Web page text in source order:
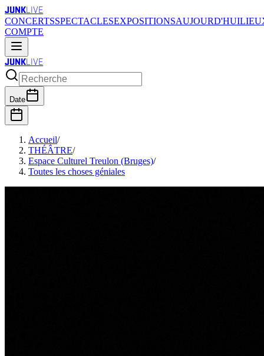
JUNKLIVE
CONCERTSSPECTACLESEXPOSITIONSAUJOURD'HUI
COMPTE
JUNKLIVE
Date
Accueil/
THÉÂTRE/
Espace Culturel Treulon (Bruges)/
Toutes les choses géniales